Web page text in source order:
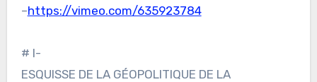
–https://vimeo.com/635923784
# I-
ESQUISSE DE LA GÉOPOLITIQUE DE LA